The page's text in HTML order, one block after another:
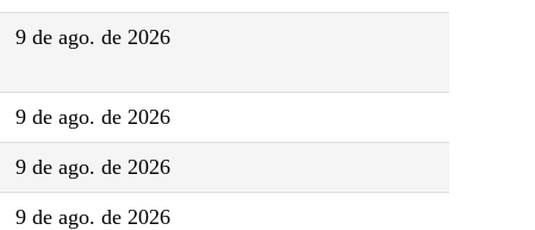
9 de ago. de 2026
9 de ago. de 2026
9 de ago. de 2026
9 de ago. de 2026